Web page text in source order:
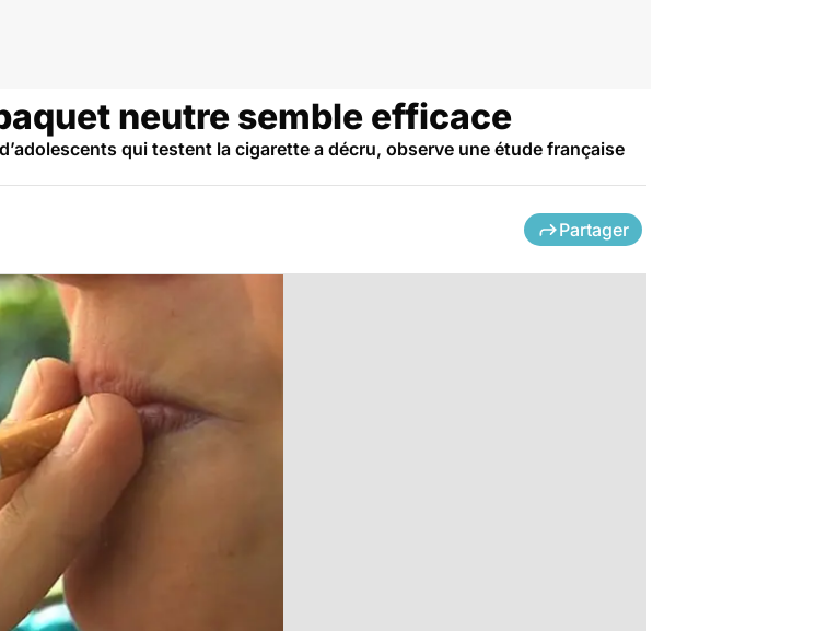
neutre semble efficace
qui testent la cigarette a décru, observe une étude française
Partager